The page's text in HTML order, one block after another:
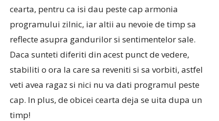
cearta, pentru ca isi dau peste cap armonia
programului zilnic, iar altii au nevoie de timp sa
reflecte asupra gandurilor si sentimentelor sale.
Daca sunteti diferiti din acest punct de vedere,
stabiliti o ora la care sa reveniti si sa vorbiti, astfel
veti avea ragaz si nici nu va dati programul peste
cap. In plus, de obicei cearta deja se uita dupa un
timp!